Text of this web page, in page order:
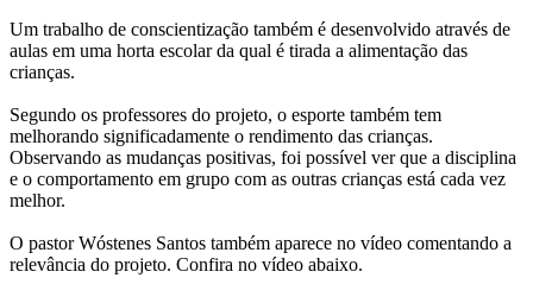
Um trabalho de conscientização também é desenvolvido através de
aulas em uma horta escolar da qual é tirada a alimentação das
crianças.
Segundo os professores do projeto, o esporte também tem
melhorando significadamente o rendimento das crianças.
Observando as mudanças positivas, foi possível ver que a disciplina
e o comportamento em grupo com as outras crianças está cada vez
melhor.
O pastor Wóstenes Santos também aparece no vídeo comentando a
relevância do projeto. Confira no vídeo abaixo.